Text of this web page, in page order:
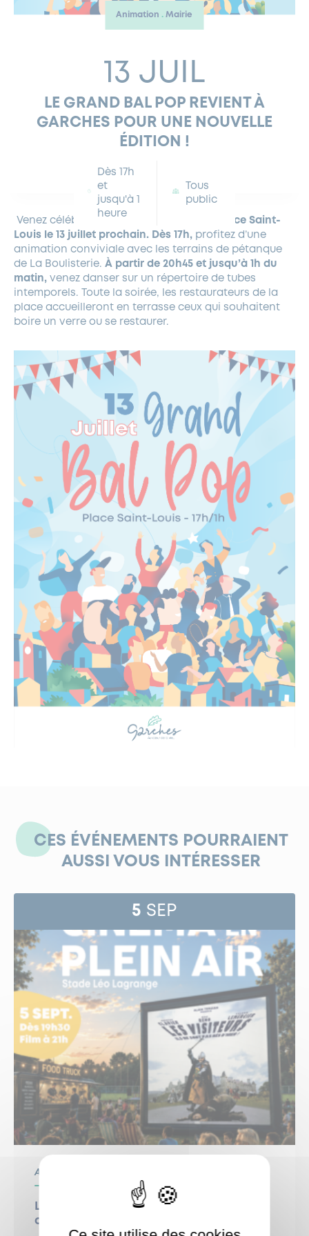
GÉRER MES DÉCHETS
EAU POTABLE ET ASSAINISSEMENT
DÉCLARATION DE CATASTROPHE NATURELLE
NOUVEAUX ARRIVANTS
LOCATION DE SALLES
INFORMATIONS PRATIQUES
MIEUX CONSOMMER
SUBVENTIONS
COMMUNICATIONS ADMINISTRATIVES
PANNEAUX D’AFFICHAGE LIBRE
PARTENAIRES INSTITUTIONNELS
GRÖBENZELL
ANCIENS COMBATTANTS ET MÉMOIRE
DÉVELOPPEMENT DURABLE
ÉCONOMIES D’ÉNERGIE
PARCS ET SQUARES DE LA VILLE
DEMANDE D’ABATTAGE
GESTION DU PATRIMOINE ARBORÉ
Animation Mairie
13 JUIL
LE GRAND BAL POP REVIENT À
GARCHES POUR UNE NOUVELLE
ÉDITION !
Dès 17h
et
jusqu'à 1
heure
Tous
public
Venez célébrer la Fête nationale
sur la place Saint-
Louis le 13 juillet prochain. Dès 17h, profitez d’une
animation conviviale avec les terrains de pétanque
de La Boulisterie. À partir de 20h45 et jusqu’à 1h du
matin, venez danser sur un répertoire de tubes
intemporels. Toute la soirée, les restaurateurs de la
place accueilleront en terrasse ceux qui souhaitent
boire un verre ou se restaurer.
CES ÉVÉNEMENTS POURRAIENT
AUSSI VOUS INTÉRESSER
5 SEP
Animation
Le Grand Weekend : Cinéma en plein
air